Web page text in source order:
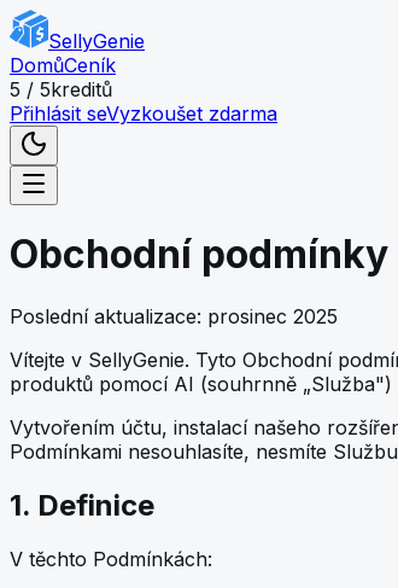
Skip to main content
SellyGenie
DomůCeník
5 / 5kreditů
Přihlásit seVyzkoušet zdarma
Obchodní podmínky
Poslední aktualizace: prosinec 2025
Vítejte v SellyGenie. Tyto Obchodní
produktů pomocí AI (souhrnně
Vytvořením účtu, instalací našeho
Podmínkami nesouhlasíte, nesmíte
1. Definice
V těchto Podmínkách: